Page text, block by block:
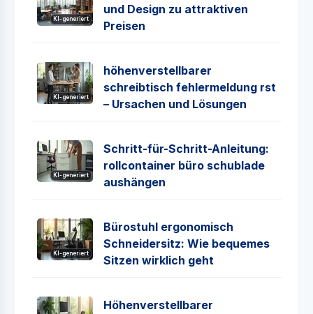
KI-generiert
und Design zu attraktiven
Preisen
KI-generiert
höhenverstellbarer
schreibtisch fehlermeldung rst
– Ursachen und Lösungen
KI-generiert
Schritt-für-Schritt-Anleitung:
rollcontainer büro schublade
aushängen
KI-generiert
Bürostuhl ergonomisch
Schneidersitz: Wie bequemes
Sitzen wirklich geht
Höhenverstellbarer